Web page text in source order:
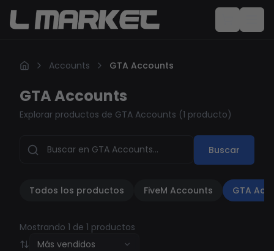
Accounts GTA Accounts
GTA Accounts
Explorar productos de GTA Accounts (1 producto)
Buscar
Todos los productos FiveM Accounts GTA
Mostrando 1 de 1 productos
Más vendidos